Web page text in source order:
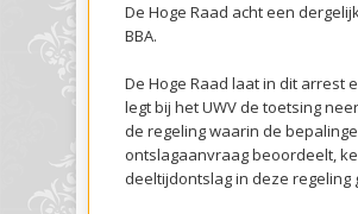
De Hoge Raad acht een
BBA.
De Hoge Raad laat in dit arrest
legt bij het UWV de toetsing
de regeling waarin de
ontslagaanvraag beoordeelt,
deeltijdontslag in deze regeling